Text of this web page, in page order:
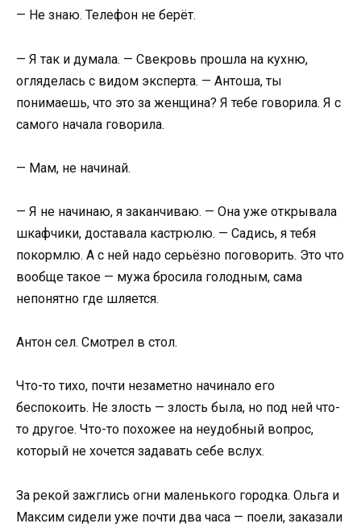
— Не знаю. Телефон не берёт.
— Я так и думала. — Свекровь прошла на кухню,
огляделась с видом эксперта. — Антоша, ты
понимаешь, что это за женщина? Я тебе говорила. Я с
самого начала говорила.
— Мам, не начинай.
— Я не начинаю, я заканчиваю. — Она уже открывала
шкафчики, доставала кастрюлю. — Садись, я тебя
покормлю. А с ней надо серьёзно поговорить. Это что
вообще такое — мужа бросила голодным, сама
непонятно где шляется.
Антон сел. Смотрел в стол.
Что-то тихо, почти незаметно начинало его
беспокоить. Не злость — злость была, но под ней что-
то другое. Что-то похожее на неудобный вопрос,
который не хочется задавать себе вслух.
За рекой зажглись огни маленького городка. Ольга и
Максим сидели уже почти два часа — поели, заказали